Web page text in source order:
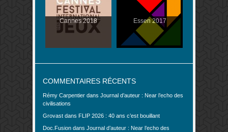
Cannes 2018 Essen 2017
COMMENTAIRES RÉCENTS
Rémy Carpentier dans Journal d’auteur : Near l’echo des
civilisations
Grovast dans FLIP 2026 : 40 ans c’est bouillant
Doc.Fusion dans Journal d’auteur : Near l’echo des